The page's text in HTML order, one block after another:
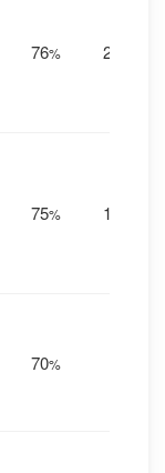
76% 20
75% 19
70%